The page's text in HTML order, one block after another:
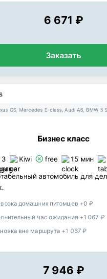
6 671 ₽
Заказать
GS, Mercedes E-class, Audi A6, BMW 5
Бизнес класс
3 Kiwi free 15 мин
автомобиль для
домашних питомцев +0 ₽
час ожидания +1 067 ₽
вне маршрута +1 067 ₽
7 946 ₽